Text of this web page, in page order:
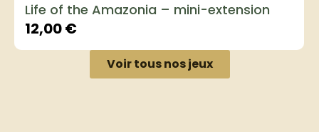
Life of the Amazonia – mini-extension
12,00€
Voir tous nos jeux